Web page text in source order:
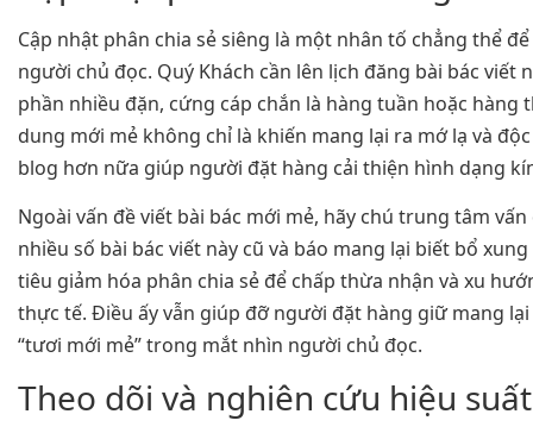
Cập nhật phân chia sẻ siêng là một nhân tố chẳng thể
người chủ đọc. Quý Khách cần lên lịch đăng bài bác viết
phần nhiều đặn, cứng cáp chắn là hàng tuần hoặc hàng
dung mới mẻ không chỉ là khiến mang lại ra mớ lạ và
blog hơn nữa giúp người đặt hàng cải thiện hình dạng
Ngoài vấn đề viết bài bác mới mẻ, hãy chú trung tâm
nhiều số bài bác viết này cũ và báo mang lại biết bổ
tiêu giảm hóa phân chia sẻ để chấp thừa nhận và xu
thực tế. Điều ấy vẫn giúp đỡ người đặt hàng giữ mang
“tươi mới mẻ” trong mắt nhìn người chủ đọc.
Theo dõi và nghiên cứu hiệu suất